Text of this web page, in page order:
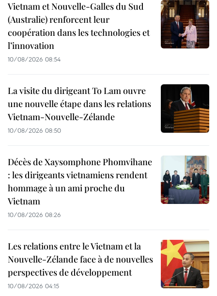
Vietnam et Nouvelle-Galles du Sud
(Australie) renforcent leur
coopération dans les technologies et
l’innovation
10/08/2026 08:54
La visite du dirigeant To Lam ouvre
une nouvelle étape dans les relations
Vietnam-Nouvelle-Zélande
10/08/2026 08:50
Décès de Xaysomphone Phomvihane
: les dirigeants vietnamiens rendent
hommage à un ami proche du
Vietnam
10/08/2026 08:26
Les relations entre le Vietnam et la
Nouvelle-Zélande face à de nouvelles
perspectives de développement
10/08/2026 04:15